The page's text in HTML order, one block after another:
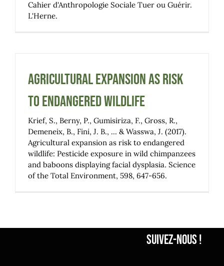
Cahier d'Anthropologie Sociale Tuer ou Guérir.
L'Herne.
Agricultural expansion as risk
to endangered wildlife
Krief, S., Berny, P., Gumisiriza, F., Gross, R.,
Demeneix, B., Fini, J. B., ... & Wasswa, J. (2017).
Agricultural expansion as risk to endangered
wildlife: Pesticide exposure in wild chimpanzees
and baboons displaying facial dysplasia. Science
of the Total Environment, 598, 647-656.
Suivez-nous !